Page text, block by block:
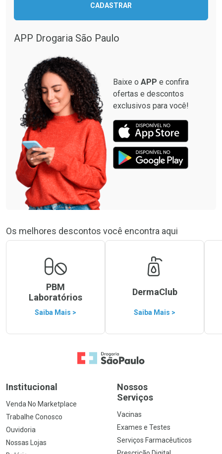
CADASTRAR
APP Drogaria São Paulo
Baixe o APP e confira
ofertas e descontos
exclusivos para você!
Os melhores descontos você encontra aqui
PBM
Laboratórios
Saiba Mais >
DermaClub
Saiba Mais >
Ir para a Home
Institucional
Venda No Marketplace
Trabalhe Conosco
Ouvidoria
Nossas Lojas
Nossos
Serviços
Vacinas
Exames e Testes
Serviços Farmacêuticos